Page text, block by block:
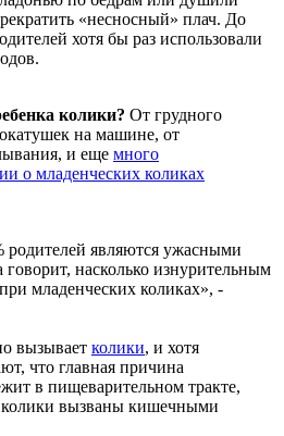
«несносный» плач. До
хотя бы раз использовали
колики? От грудного
на машине, от
и еще много
о младенческих коликах
родителей являются ужасными
говорит, насколько изнурительным
младенческих коликах», -
вызывает колики, и хотя
что главная причина
в пищеварительном тракте,
колики вызваны кишечными